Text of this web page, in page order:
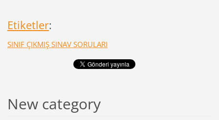
Etiketler:
SINIF ÇIKMIŞ SINAV SORULARI
New category